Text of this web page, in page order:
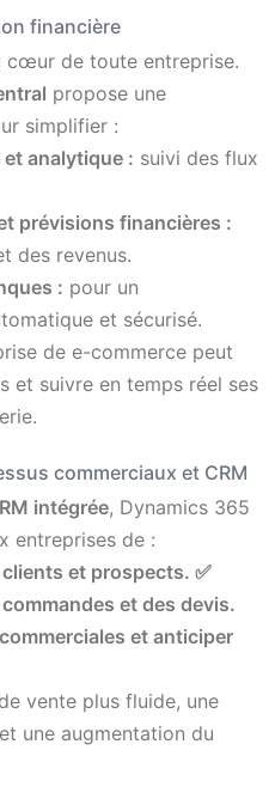
financière
cœur de toute entreprise.
propose une
simplifier :
analytique : suivi des flux
prévisions financières :
des revenus.
: pour un
et sécurisé.
de e-commerce peut
et suivre en temps réel ses
commerciaux et CRM
intégrée, Dynamics 365
entreprises de :
et prospects. ✅
et des devis.
et anticiper
vente plus fluide, une
une augmentation du